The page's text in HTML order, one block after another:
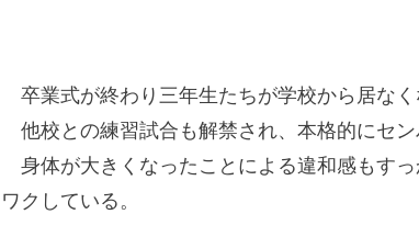
卒業式が終わり三年生たちが学校から居なく
他校との練習試合も解禁され、本格的にセン
身体が大きくなったことによる違和感もす
ワクしている。